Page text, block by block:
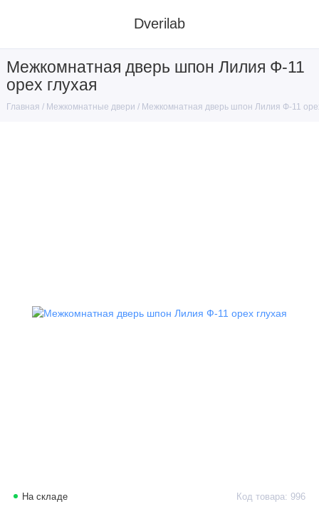
Dverilab
Межкомнатная дверь шпон Лилия Ф-11
орех глухая
Главная Межкомнатные двери Межкомнатная дверь шпон Лилия Ф-11
На складе Код товара: 996